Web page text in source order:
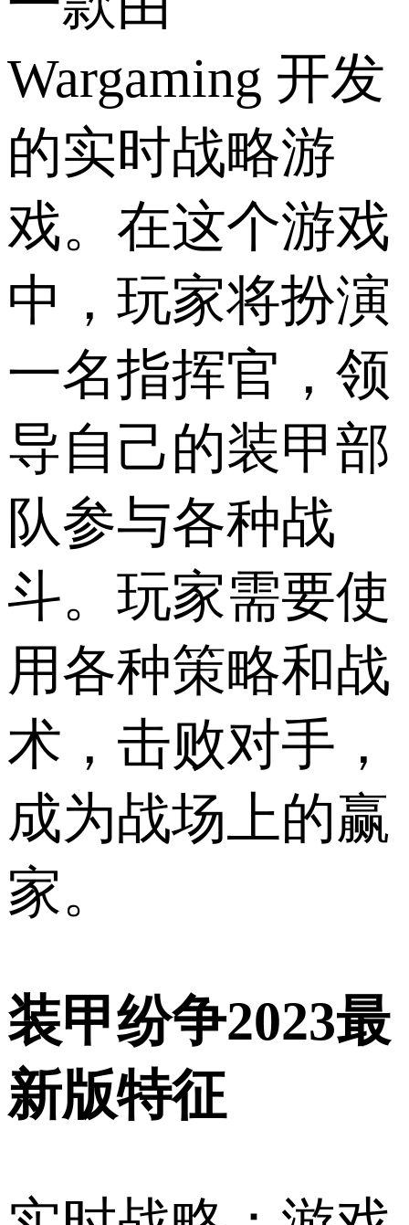
Wargaming 开发
的实时战略游
戏。在这个游戏
中，玩家将扮演
一名指挥官，领
导自己的装甲部
队参与各种战
斗。玩家需要使
用各种策略和战
术，击败对手，
成为战场上的赢
家。
装甲纷争2023最
新版特征